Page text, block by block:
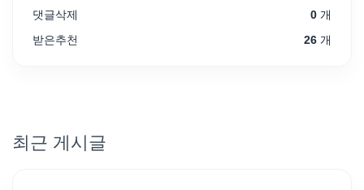
댓글삭제
0 개
받은추천
26 개
최근 게시글